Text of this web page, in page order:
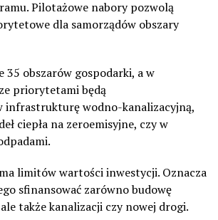
Pilotażowe nabory pozwolą
dla samorządów obszary
35 obszarów gospodarki, a w
priorytetami będą
infrastrukturę wodno-kanalizacyjną,
ciepła na zeroemisyjne, czy w
limitów wartości inwestycji. Oznacza
sfinansować zarówno budowę
także kanalizacji czy nowej drogi.